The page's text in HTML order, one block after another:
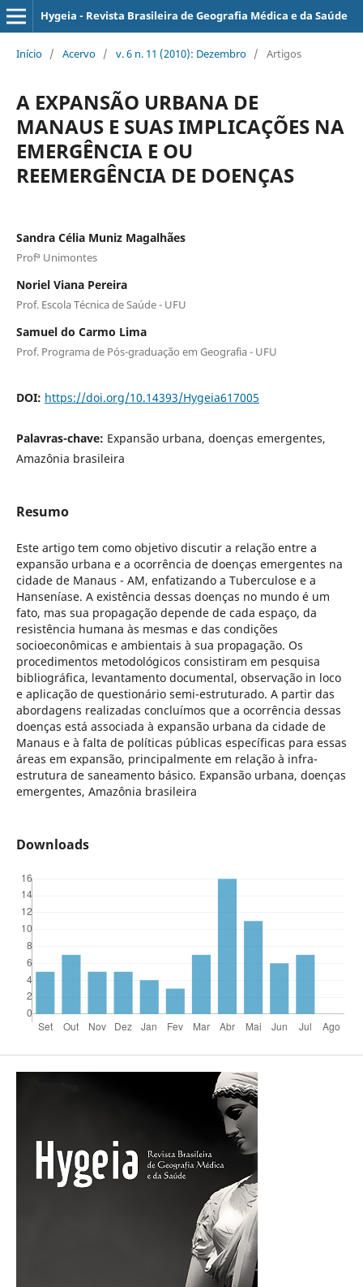
Hygeia - Revista Brasileira de Geografia Médica e da Saúde
Início / Acervo / v. 6 n. 11 (2010): Dezembro / Artigos
A EXPANSÃO URBANA DE
MANAUS E SUAS IMPLICAÇÕES NA
EMERGÊNCIA E OU
REEMERGÊNCIA DE DOENÇAS
Sandra Célia Muniz Magalhães
Profª Unimontes
Noriel Viana Pereira
Prof. Escola Técnica de Saúde - UFU
Samuel do Carmo Lima
Prof. Programa de Pós-graduação em Geografia - UFU
DOI: https://doi.org/10.14393/Hygeia617005
Palavras-chave: Expansão urbana, doenças emergentes,
Amazônia brasileira
Resumo
Este artigo tem como objetivo discutir a relação entre a
expansão urbana e a ocorrência de doenças emergentes na
cidade de Manaus - AM, enfatizando a Tuberculose e a
Hanseníase. A existência dessas doenças no mundo é um
fato, mas sua propagação depende de cada espaço, da
resistência humana às mesmas e das condições
socioeconômicas e ambientais à sua propagação. Os
procedimentos metodológicos consistiram em pesquisa
bibliográfica, levantamento documental, observação in loco
e aplicação de questionário semi-estruturado. A partir das
abordagens realizadas concluímos que a ocorrência dessas
doenças está associada à expansão urbana da cidade de
Manaus e à falta de políticas públicas específicas para essas
áreas em expansão, principalmente em relação à infra-
estrutura de saneamento básico. Expansão urbana, doenças
emergentes, Amazônia brasileira
Downloads